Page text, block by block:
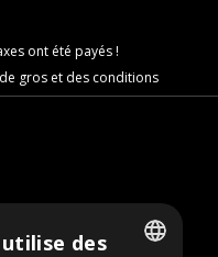
ont été payés !
gros et des conditions
des